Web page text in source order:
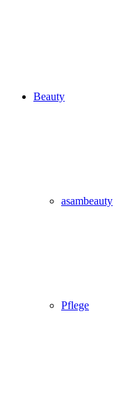
Beauty
asambeauty
Pflege